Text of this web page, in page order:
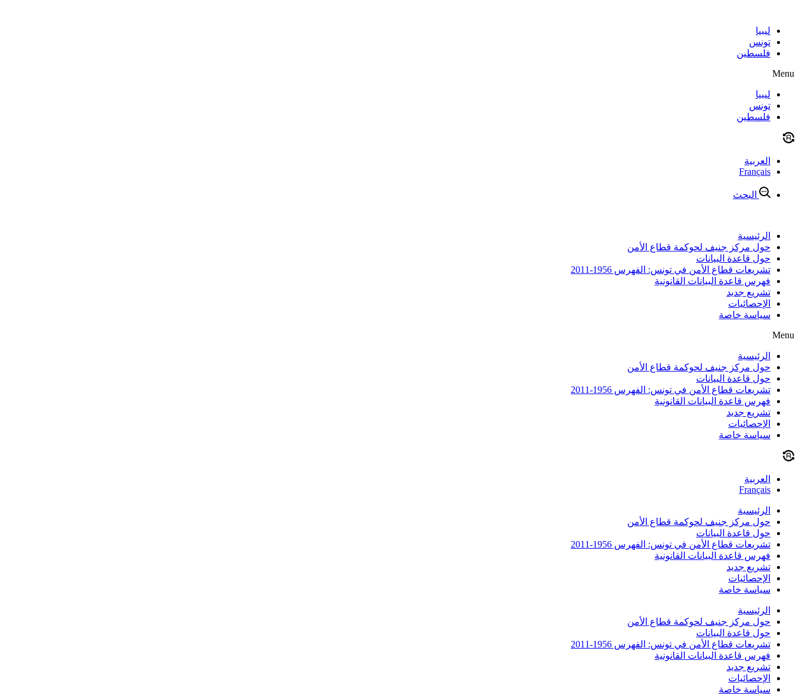
contentليبيا
تونس
فلسطين
Menu
ليبيا
تونس
فلسطين
العربية
Français
البحث
الرئيسية
حول مركز جنيف لحوكمة قطاع الأمن
حول قاعدة البيانات
تشريعات قطاع الأمن في تونس: الفهرس 1956-2011
فهرس قاعدة البيانات القانونية
تشريع جديد
الإحصائيات
سياسة خاصة
Menu
الرئيسية
حول مركز جنيف لحوكمة قطاع الأمن
حول قاعدة البيانات
تشريعات قطاع الأمن في تونس: الفهرس 1956-2011
فهرس قاعدة البيانات القانونية
تشريع جديد
الإحصائيات
سياسة خاصة
العربية
Français
الرئيسية
حول مركز جنيف لحوكمة قطاع الأمن
حول قاعدة البيانات
تشريعات قطاع الأمن في تونس: الفهرس 1956-2011
فهرس قاعدة البيانات القانونية
تشريع جديد
الإحصائيات
سياسة خاصة
الرئيسية
حول مركز جنيف لحوكمة قطاع الأمن
حول قاعدة البيانات
تشريعات قطاع الأمن في تونس: الفهرس 1956-2011
فهرس قاعدة البيانات القانونية
تشريع جديد
الإحصائيات
سياسة خاصة